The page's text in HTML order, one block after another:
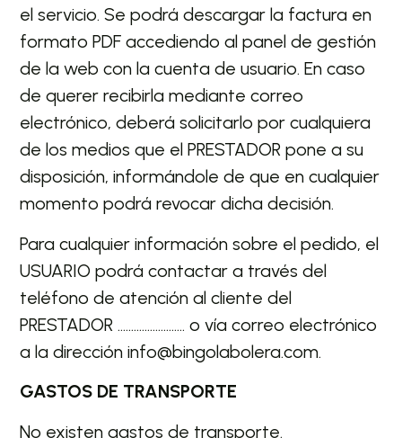
el servicio. Se podrá descargar la factura en
formato PDF accediendo al panel de gestión
de la web con la cuenta de usuario. En caso
de querer recibirla mediante correo
electrónico, deberá solicitarlo por cualquiera
de los medios que el PRESTADOR pone a su
disposición, informándole de que en cualquier
momento podrá revocar dicha decisión.
Para cualquier información sobre el pedido, el
USUARIO podrá contactar a través del
teléfono de atención al cliente del
PRESTADOR ……………………. o vía correo electrónico
a la dirección info@bingolabolera.com.
GASTOS DE TRANSPORTE
No existen gastos de transporte.